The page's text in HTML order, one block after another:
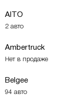
AITO
2 авто
Ambertruck
Нет в продаже
Belgee
94 авто